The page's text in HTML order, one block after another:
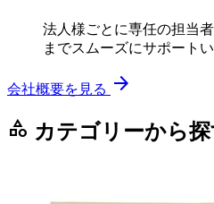
法人様ごとに専任の担当
までスムーズにサポートい
会社概要を見る arrow_forward
category カテゴリーから